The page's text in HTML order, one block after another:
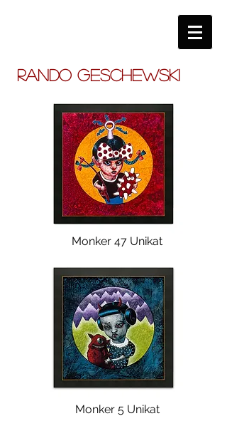
RANDO GESCHEWSKI
Monker 47 Unikat
Monker 5 Unikat